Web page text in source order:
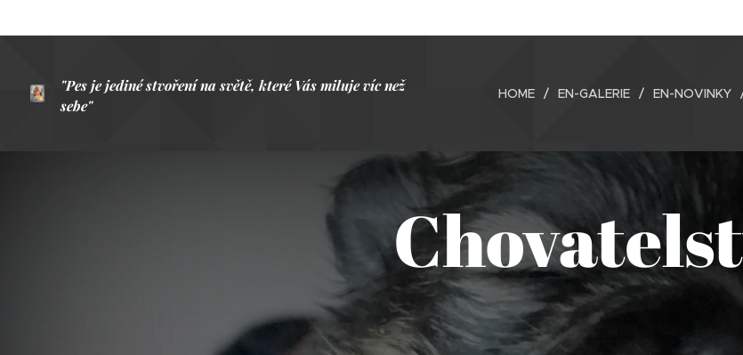
"Pes je jediné stvoření na světě, které Vás miluje víc než
sebe"
HOME EN-GALERIE EN-NOVINKY